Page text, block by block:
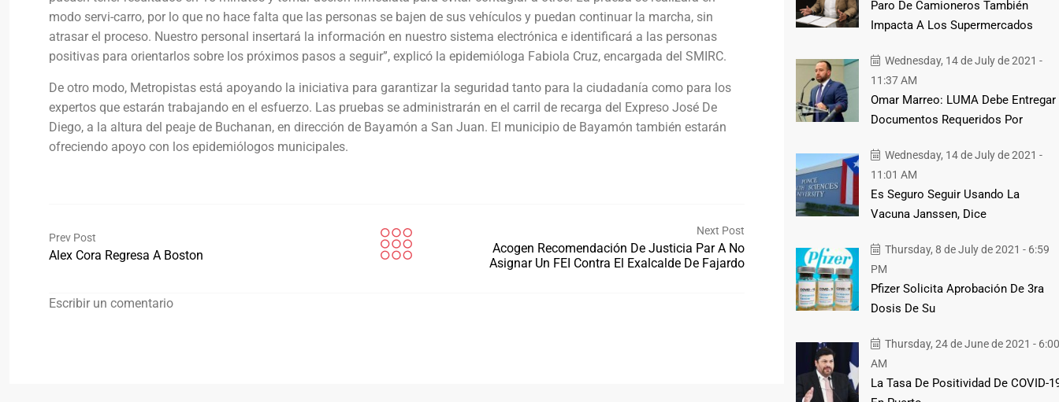
modo servi-carro, por lo que no hace falta que las personas se bajen de sus vehículos y puedan continuar la marcha, sin
atrasar el proceso. Nuestro personal insertará la información en nuestro sistema electrónica e identificará a las personas
positivas para orientarlos sobre los próximos pasos a seguir”, explicó la epidemióloga Fabiola Cruz, encargada del SMIRC.
De otro modo, Metropistas está apoyando la iniciativa para garantizar la seguridad tanto para la ciudadanía como para los
expertos que estarán trabajando en el esfuerzo. Las pruebas se administrarán en el carril de recarga del Expreso José De
Diego, a la altura del peaje de Buchanan, en dirección de Bayamón a San Juan. El municipio de Bayamón también estarán
ofreciendo apoyo con los epidemiólogos municipales.
Prev Post
Alex Cora Regresa A Boston
Next Post
Acogen Recomendación De Justicia Par A No
Asignar Un FEI Contra El Exalcalde De Fajardo
Escribir un comentario
Paro De Camioneros También
Impacta A Los Supermercados
Wednesday, 14 de July de 2021 -
11:37 AM
Omar Marreo: LUMA Debe Entregar
Documentos Requeridos Por
Wednesday, 14 de July de 2021 -
11:01 AM
Es Seguro Seguir Usando La
Vacuna Janssen, Dice
Thursday, 8 de July de 2021 - 6:59
PM
Pfizer Solicita Aprobación De 3ra
Dosis De Su
Thursday, 24 de June de 2021 - 6:00
AM
La Tasa De Positividad De COVID-